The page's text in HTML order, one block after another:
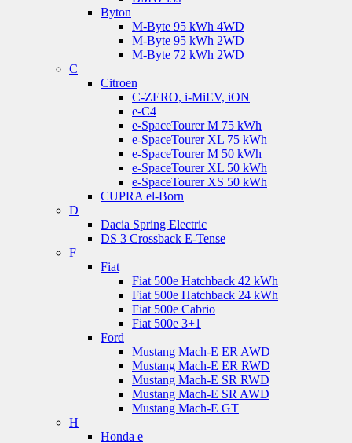
Byton
M-Byte 95 kWh 4WD
M-Byte 95 kWh 2WD
M-Byte 72 kWh 2WD
C
Citroen
C-ZERO, i-MiEV, iON
e-C4
e-SpaceTourer M 75 kWh
e-SpaceTourer XL 75 kWh
e-SpaceTourer M 50 kWh
e-SpaceTourer XL 50 kWh
e-SpaceTourer XS 50 kWh
CUPRA el-Born
D
Dacia Spring Electric
DS 3 Crossback E-Tense
F
Fiat
Fiat 500e Hatchback 42 kWh
Fiat 500e Hatchback 24 kWh
Fiat 500e Cabrio
Fiat 500e 3+1
Ford
Mustang Mach-E ER AWD
Mustang Mach-E ER RWD
Mustang Mach-E SR RWD
Mustang Mach-E SR AWD
Mustang Mach-E GT
H
Honda e